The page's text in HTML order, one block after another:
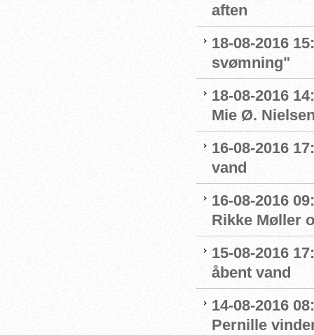
aften
18-08-2016
svømning"
18-08-2016
Mie Ø.
16-08-2016
vand
16-08-2016
Rikke Møller
15-08-2016
åbent vand
14-08-2016
Pernille